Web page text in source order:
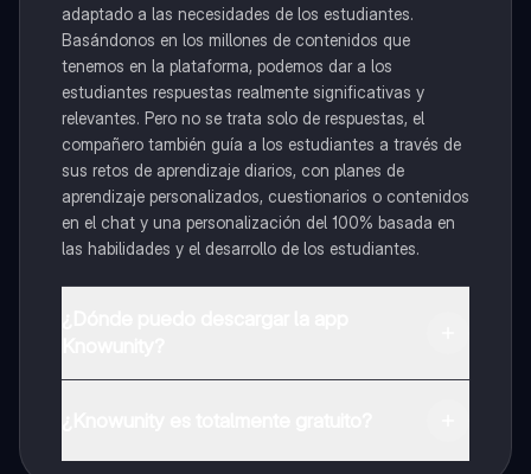
adaptado a las necesidades de los estudiantes.
Basándonos en los millones de contenidos que
tenemos en la plataforma, podemos dar a los
estudiantes respuestas realmente significativas y
relevantes. Pero no se trata solo de respuestas, el
compañero también guía a los estudiantes a través de
sus retos de aprendizaje diarios, con planes de
aprendizaje personalizados, cuestionarios o contenidos
en el chat y una personalización del 100% basada en
las habilidades y el desarrollo de los estudiantes.